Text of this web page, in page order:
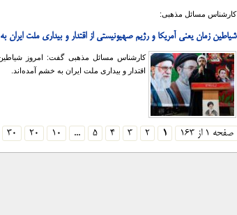
کارشناس مسائل مذهبی:
شیاطین زمان یعنی آمریکا و رژیم صهیونیستی از اقتدار و بیداری ملت ایران
کارشناس مسائل مذهبی گفت: امروز شیاطین
اقتدار و بیداری ملت ایران به خشم آمده‌اند.
صفحه 1 از 163 1
2
3
4
5
...
10
20
30